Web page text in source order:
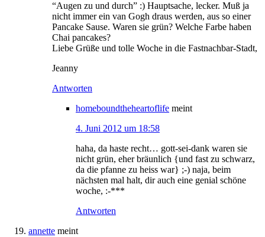
“Augen zu und durch” :) Hauptsache, lecker. Muß ja
nicht immer ein van Gogh draus werden, aus so einer
Pancake Sause. Waren sie grün? Welche Farbe haben
Chai pancakes?
Liebe Grüße und tolle Woche in die Fastnachbar-Stadt,
Jeanny
Antworten
homeboundtheheartoflife meint
4. Juni 2012 um 18:58
haha, da haste recht… gott-sei-dank waren sie
nicht grün, eher bräunlich {und fast zu schwarz,
da die pfanne zu heiss war} ;-) naja, beim
nächsten mal halt, dir auch eine genial schöne
woche, :-***
Antworten
annette meint